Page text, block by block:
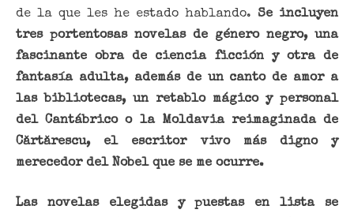
de la que les he estado hablando. Se incluyen
tres portentosas novelas de género negro, una
fascinante obra de ciencia ficción y otra de
fantasía adulta, además de un canto de amor a
las bibliotecas, un retablo mágico y personal
del Cantábrico o la Moldavia reimaginada de
Cărtărescu, el escritor vivo más digno y
merecedor del Nobel que se me ocurre.
Las novelas elegidas y puestas en lista se